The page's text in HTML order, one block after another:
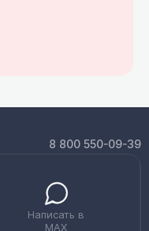
8 800 550-09-39
Написать в
MAX